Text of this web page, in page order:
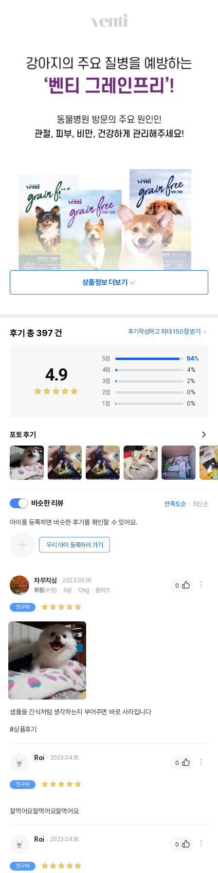
상품정보 더보기
후기 총 397건 후기작성하고 최대 150점 받기
4.9
5점 94%
4점 4%
3점 2%
2점 0%
1 점 0%
포토 후기
비슷한 리뷰 만족도순 최신순
아이를 등록하면 비슷한 후기를 확인할 수 있어요.
우리 아이 등록하러 가기
차무치상
2023.05.16
휘핑(수컷) 6살 12kg 폼피츠
첫구매
샘플을 간식처럼 생각하는지 부어주면 바로 사라집니다
#상품후기
0
Roi 2023.04.16
첫구매
잘먹어요잘먹어요잘먹어요
0
Roi 2023.04.16
첫구매
0